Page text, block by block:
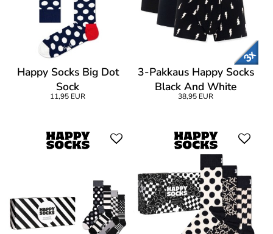
Happy Socks Big Dot
Sock
11,95 EUR
3-Pakkaus Happy Socks
Black And White
Boxershorts
38,95 EUR